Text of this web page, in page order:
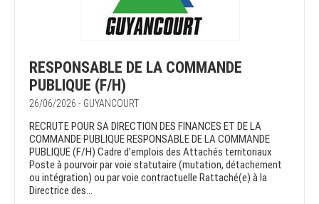
RESPONSABLE DE LA COMMANDE
PUBLIQUE (F/H)
26/06/2026 - GUYANCOURT
RECRUTE POUR SA DIRECTION DES FINANCES ET DE LA
COMMANDE PUBLIQUE RESPONSABLE DE LA COMMANDE
PUBLIQUE (F/H) Cadre d'emplois des Attachés territoriaux
Poste à pourvoir par voie statutaire (mutation, détachement
ou intégration) ou par voie contractuelle Rattaché(e) à la
Directrice des...